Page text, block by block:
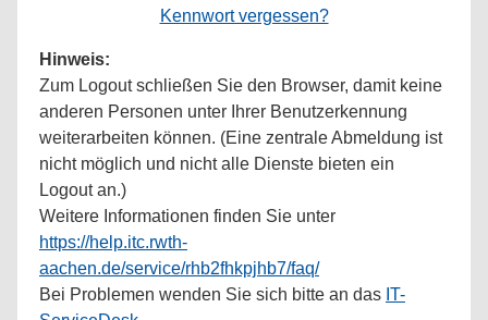
Kennwort vergessen?
Hinweis:
Zum Logout schließen Sie den Browser, damit keine
anderen Personen unter Ihrer Benutzerkennung
weiterarbeiten können. (Eine zentrale Abmeldung ist
nicht möglich und nicht alle Dienste bieten ein
Logout an.)
Weitere Informationen finden Sie unter
https://help.itc.rwth-
aachen.de/service/rhb2fhkpjhb7/faq/
Bei Problemen wenden Sie sich bitte an das IT-